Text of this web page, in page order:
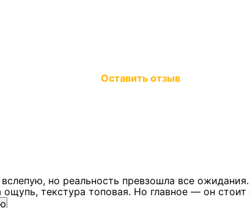
Оставить отзыв
но реальность превзошла все
текстура топовая. Но главное — он